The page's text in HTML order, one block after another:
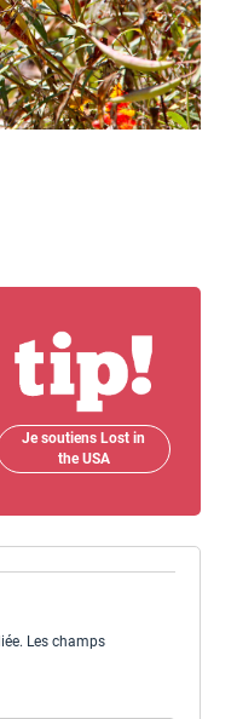
Je soutiens Lost in
the USA
Les champs